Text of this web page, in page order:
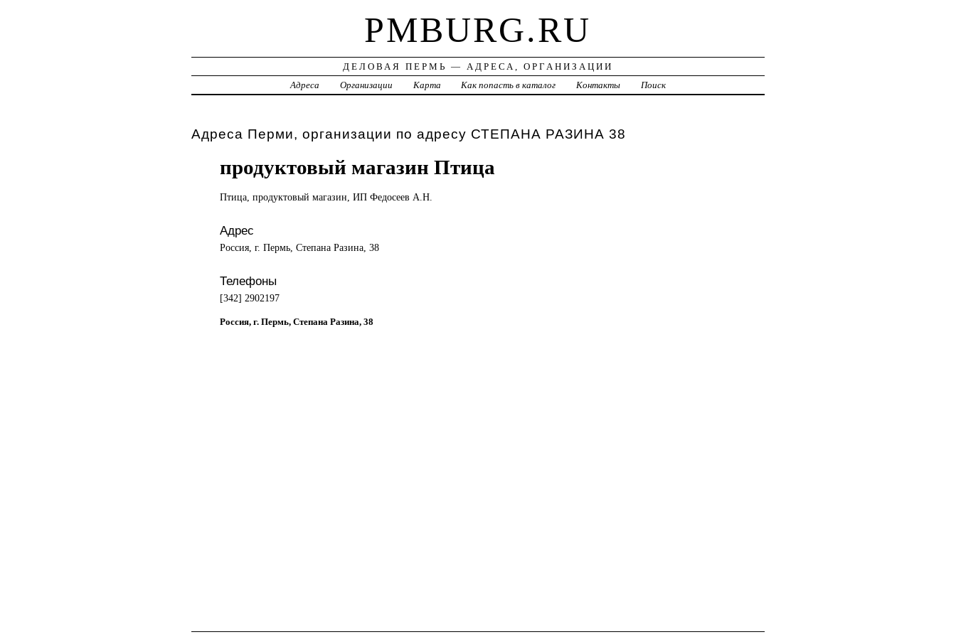
PMBURG.RU
ДЕЛОВАЯ ПЕРМЬ — АДРЕСА, ОРГАНИЗАЦИИ
Адреса
Организации Карта Как попасть в каталог Контакты Поиск
Адреса Перми, организации по адресу СТЕПАНА РАЗИНА 38
продуктовый магазин Птица
Птица, продуктовый магазин, ИП Федосеев А.Н.
Адрес
Россия, г. Пермь, Степана Разина, 38
Телефоны
[342] 2902197
Россия, г. Пермь, Степана Разина, 38